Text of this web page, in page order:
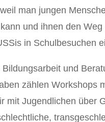
man jungen
und ihnen den
in Schulbesuchen
und
zählen Workshops
mit Jugendlichen über